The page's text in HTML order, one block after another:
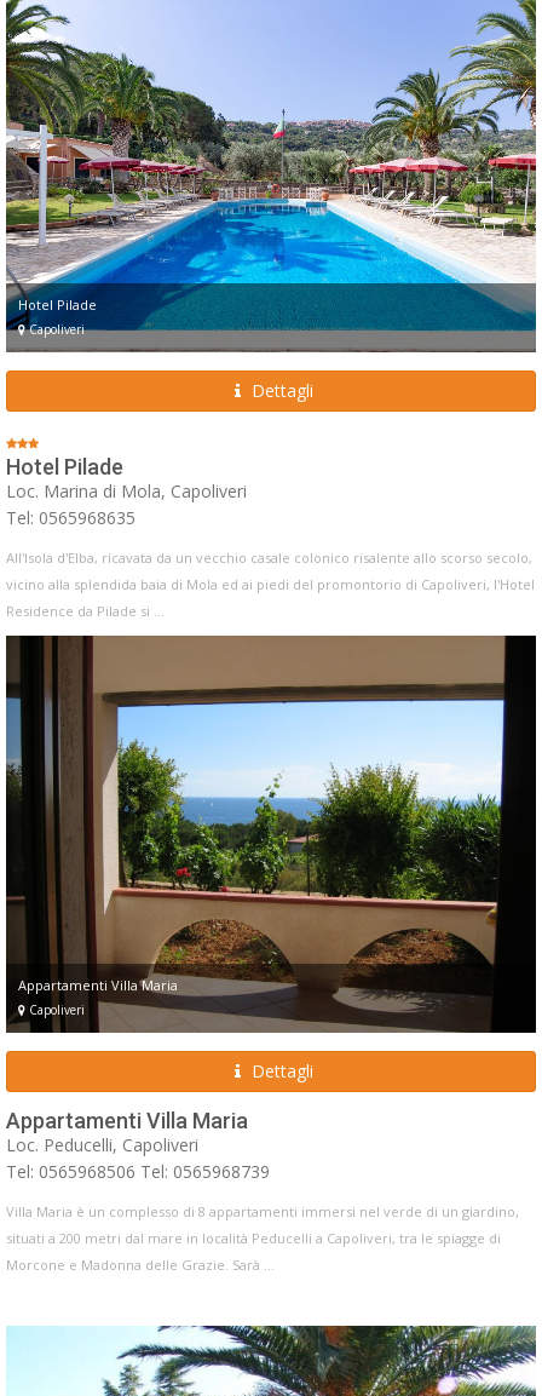
Hotel Pilade
Capoliveri
Dettagli
Hotel Pilade
Loc. Marina di Mola, Capoliveri
Tel: 0565968635
All'Isola d'Elba, ricavata da un vecchio casale colonico risalente allo scorso secolo,
vicino alla splendida baia di Mola ed ai piedi del promontorio di Capoliveri, l'Hotel
Residence da Pilade si ...
Appartamenti Villa Maria
Capoliveri
Dettagli
Appartamenti Villa Maria
Loc. Peducelli, Capoliveri
Tel: 0565968506 Tel: 0565968739
Villa Maria è un complesso di 8 appartamenti immersi nel verde di un giardino,
situati a 200 metri dal mare in località Peducelli a Capoliveri, tra le spiagge di
Morcone e Madonna delle Grazie. Sarà ...